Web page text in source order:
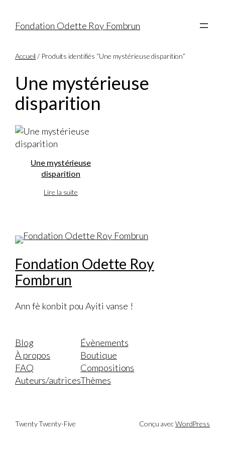
Fondation Odette Roy Fombrun
Accueil / Produits identifiés “Une mystérieuse disparition”
Une mystérieuse
disparition
Une mystérieuse
disparition
Lire la suite
Fondation Odette Roy
Fombrun
Ann fè konbit pou Ayiti vanse !
Blog
À propos
FAQ
Auteurs/autrices
Évènements
Boutique
Compositions
Thèmes
Twenty Twenty-Five Conçu avecWordPress